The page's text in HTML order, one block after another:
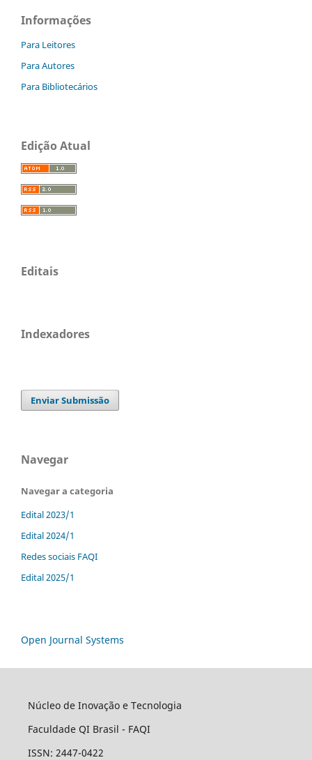
Informações
Para Leitores
Para Autores
Para Bibliotecários
Edição Atual
Editais
Indexadores
Enviar Submissão
Navegar
Navegar a categoria
Edital 2023/1
Edital 2024/1
Redes sociais FAQI
Edital 2025/1
Open Journal Systems
Núcleo de Inovação e Tecnologia
Faculdade QI Brasil - FAQI
ISSN: 2447-0422